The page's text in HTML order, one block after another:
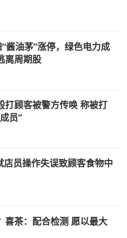
酱油茅”涨停，绿色电力成
离周期股
打顾客被警方传唤 称被打
员”
店员操作失误致顾客食物中
喜茶：配合检测 愿以最大